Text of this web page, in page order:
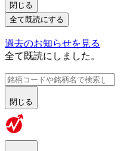
閉じる
全て既読にする
過去のお知らせを見る
全て既読にしました。
閉じる